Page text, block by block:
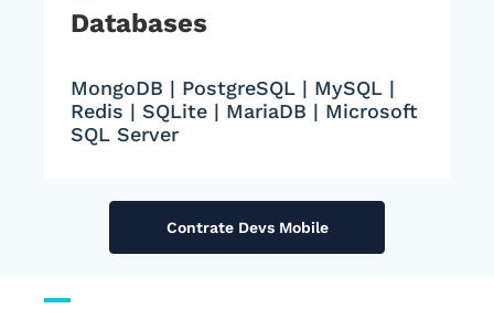
Databases
MongoDB | PostgreSQL | MySQL |
Redis | SQLite | MariaDB | Microsoft
SQL Server
Contrate Devs Mobile